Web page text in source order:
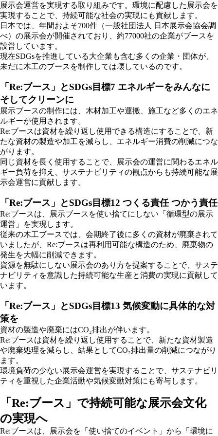
展示会運営を実現する取り組みです。環境に配慮した展示会を
実現することで、持続可能な社会の実現にも貢献します。
日本では、年間およそ700件（一般社団法人 日本展示会協会調
べ）の展示会が開催されており、約77000社の企業がブースを
設営しています。
現在SDGsを推進している大企業も含む多くの企業・団体が、
未だに木工のブースを制作しては壊しているのです。
「Re:ブース」とSDGs目標7 エネルギーをみんなに
そしてクリーンに
展示ブースの制作には、木材加工や運搬、施工など多くのエネ
ルギーが使用されます。
Re:ブースは資材を繰り返し使用できる構造にすることで、新
たな資材の製造や加工を減らし、エネルギー消費の削減につな
がります。
同じ資材を長く使用することで、展示会の運営に関わるエネル
ギー負荷を抑え、サステナビリティの観点からも持続可能な展
示会運営に貢献します。
「Re:ブース」とSDGs目標12 つくる責任 つかう責任
Re:ブースは、展示ブースを使い捨てにしない「循環型の展示
運営」を実現します。
従来の木工ブースでは、会期終了後に多くの資材が廃棄されて
いましたが、Re:ブースは再利用可能な構造のため、廃棄物の
発生を大幅に削減できます。
資源を無駄にしない展示会のあり方を提案することで、サステ
ナビリティを意識した持続可能な生産と消費の実現に貢献して
います。
「Re:ブース」とSDGs目標13 気候変動に具体的な対
策を
資材の製造や廃棄にはCO₂排出が伴います。
Re:ブースは資材を繰り返し使用することで、新たな資材製造
や廃棄処理を減らし、結果としてCO₂排出量の削減につながり
ます。
環境負荷の少ない展示会運営を実現することで、サステナビリ
ティを重視した企業活動や気候変動対策にも寄与します。
「Re:ブース」で持続可能な展示会文化
の実現へ
Re:ブースは、展示会を「使い捨てのイベント」から「環境に